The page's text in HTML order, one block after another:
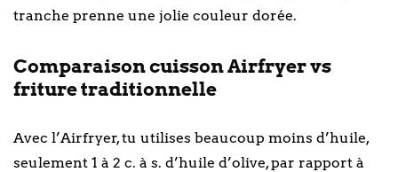
tranche prenne une jolie couleur dorée.
Comparaison cuisson Airfryer vs
friture traditionnelle
Avec l’Airfryer, tu utilises beaucoup moins d’huile,
seulement 1 à 2 c. à s. d’huile d’olive, par rapport à